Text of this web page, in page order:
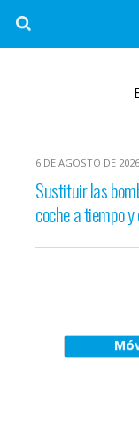
6 DE AGOSTO DE 2026
Sustituir las
coche a tiempo